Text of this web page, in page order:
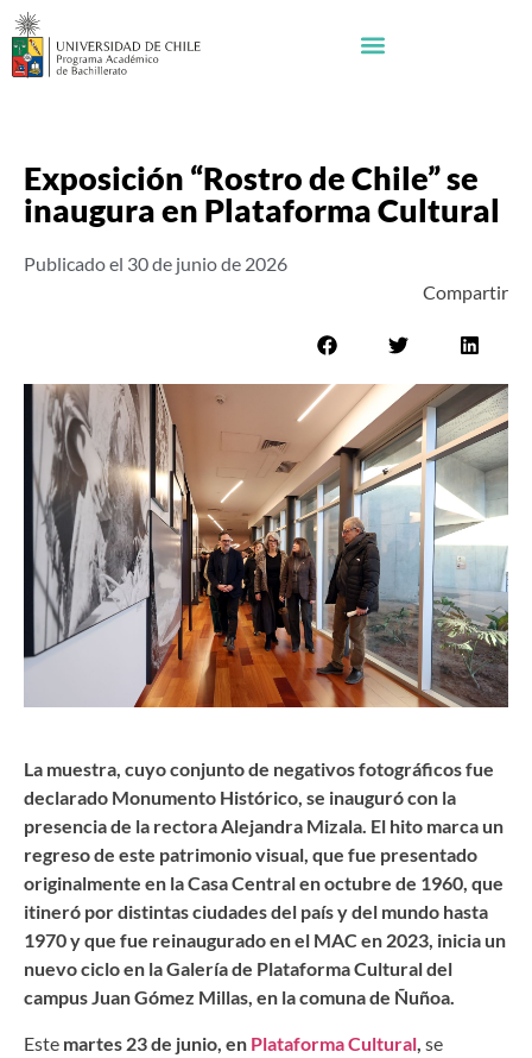
Exposición “Rostro de Chile” se
inaugura en Plataforma Cultural
Publicado el 30 de junio de 2026
Compartir
La muestra, cuyo conjunto de negativos fotográficos fue
declarado Monumento Histórico, se inauguró con la
presencia de la rectora Alejandra Mizala. El hito marca un
regreso de este patrimonio visual, que fue presentado
originalmente en la Casa Central en octubre de 1960, que
itineró por distintas ciudades del país y del mundo hasta
1970 y que fue reinaugurado en el MAC en 2023, inicia un
nuevo ciclo en la Galería de Plataforma Cultural del
campus Juan Gómez Millas, en la comuna de Ñuñoa.
Este martes 23 de junio, en Plataforma Cultural se